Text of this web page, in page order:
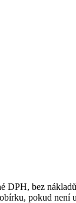
DPH, bez
pokud není